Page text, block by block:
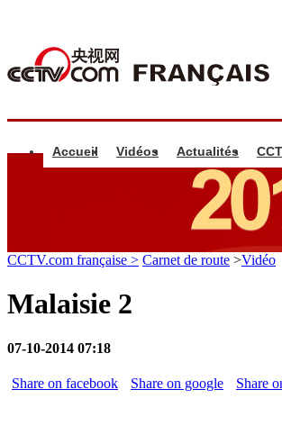
Accueil Vidéos Actualités
CCTV.com française > Carnet de route >Vidéo
Malaisie 2
07-10-2014 07:18
Share on facebook Share on google Share